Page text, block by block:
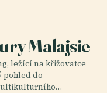
Malajsie
ležící na křižovatce
pohled do